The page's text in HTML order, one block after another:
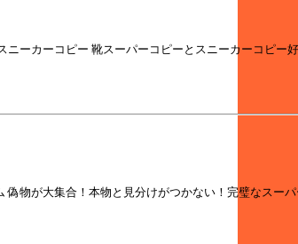
ーカーコピー 靴スーパーコピーとスニーカーコピー
物が大集合！本物と見分けがつかない！完璧なスー